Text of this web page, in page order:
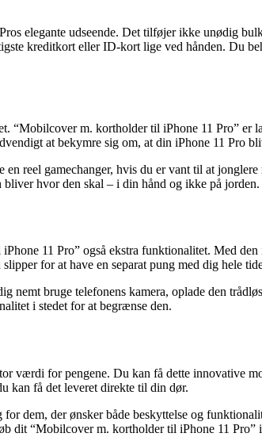
elegante udseende. Det tilføjer ikke unødig
kreditkort eller ID-kort lige ved hånden. Du
m. kortholder til iPhone 11 Pro” er
at bekymre sig om, at din iPhone 11 Pro
reel gamechanger, hvis du er vant til at
hvor den skal – i din hånd og ikke på jorden.
11 Pro” også ekstra funktionalitet. Med
for at have en separat pung med dig hele
bruge telefonens kamera, oplade den
i stedet for at begrænse den.
værdi for pengene. Du kan få dette innovative
kan få det leveret direkte til din dør.
dem, der ønsker både beskyttelse og
dit “Mobilcover m. kortholder til iPhone 11